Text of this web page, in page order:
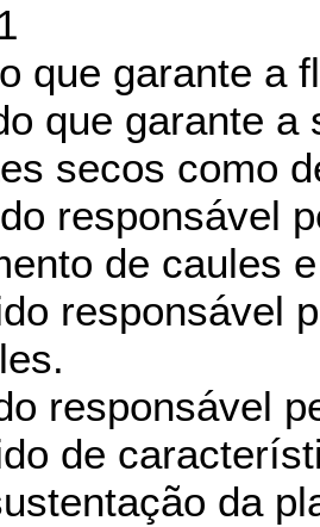
que garante a
que garante
secos como
responsável
de caules
responsável
responsável
de
da